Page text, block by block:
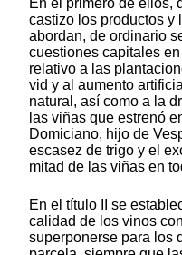
En el primero de ellos,
castizo los productos y
abordan, de ordinario
cuestiones capitales
relativo a las
vid y al aumento
natural, así como a la
las viñas que estrenó
Domiciano, hijo de
escasez de trigo y el
mitad de las viñas en
En el título II se
calidad de los vinos
superponerse para los